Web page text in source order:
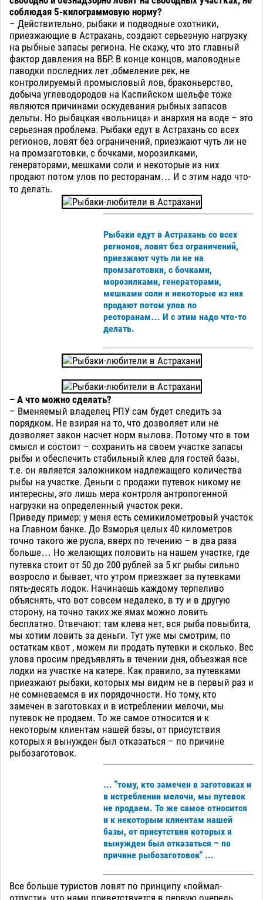
соблюдая 5-килограммовую норму?
– Действительно, рыбаки и подводные охотники,
приезжающие в Астрахань, создают серьезную нагрузку
на рыбные запасы региона. Не скажу, что это главный
фактор давления на ВБР. В конце концов, маловодные
паводки последних лет ,обмеление рек, не
контролируемый промысловый лов, браконьерство,
добыча углеводородов на Каспийском шельфе тоже
являются причинами оскудевания рыбных запасов
дельты. Но рыбацкая «вольница» и анархия на воде – это
серьезная проблема. Рыбаки едут в Астрахань со всех
регионов, ловят без ограничений, приезжают чуть ли не
на промзаготовки, с бочками, морозилками,
генераторами, мешками соли и некоторые из них
продают потом улов по ресторанам… И с этим надо что-
то делать.
Рыбаки едут в Астрахань со всех
регионов, ловят без ограничений,
приезжают чуть ли не на
промзаготовки, с бочками,
морозилками, генераторами,
мешками соли и некоторые из них
продают потом улов по
ресторанам… И с этим надо что-то
делать.
– А что можно сделать?
– Вменяемый владелец РПУ сам будет следить за
порядком. Не взирая на то, что дозволяет или не
дозволяет закон насчет норм вылова. Потому что в том
смысл и состоит – сохранить на своем участке запасы
рыбы и обеспечить стабильный клев для гостей базы,
т.е. он является заложником надлежащего количества
рыбы на участке. Деньги с продажи путевок никому не
интересны, это лишь мера контроля антропогенной
нагрузки на определенный участок реки.
Приведу пример: у меня есть семикилометровый участок
на Главном банке. До Взморья целых 40 километров
точно такого же русла, вверх по течению – в два раза
больше… Но желающих половить на нашем участке, где
путевка стоит от 50 до 200 рублей за 5 кг рыбы сильно
возросло и бывает, что утром приезжает за путевками
пять-десять лодок. Начинаешь каждому терпеливо
объяснять, что вот совсем недалеко, в ту и в другую
сторону, на точно таких же ямах можно ловить
бесплатно. Отвечают: там клева нет, вся рыба повыбита,
мы хотим ловить за деньги. Тут уже мы смотрим, по
остаткам квот , можем ли продать путевки и сколько. Вес
улова просим предъявлять в течении дня, объезжая все
лодки на участке на катере. Как правило, за путевками
приезжают рыбаки, которых мы видим не в первый раз и
не сомневаемся в их порядочности. Но тому, кто
замечен в заготовках и в истреблении мелочи, мы
путевок не продаем. То же самое относится и к
некоторым клиентам нашей базы, от присутствия
которых я вынужден был отказаться – по причине
рыбозаготовок.
... "тому, кто замечен в заготовках и
в истреблении мелочи, мы путевок
не продаем. То же самое относится
и к некоторым клиентам нашей
базы, от присутствия которых я
вынужден был отказаться – по
причине рыбозаготовок" ...
Все больше туристов ловят по принципу «поймал-